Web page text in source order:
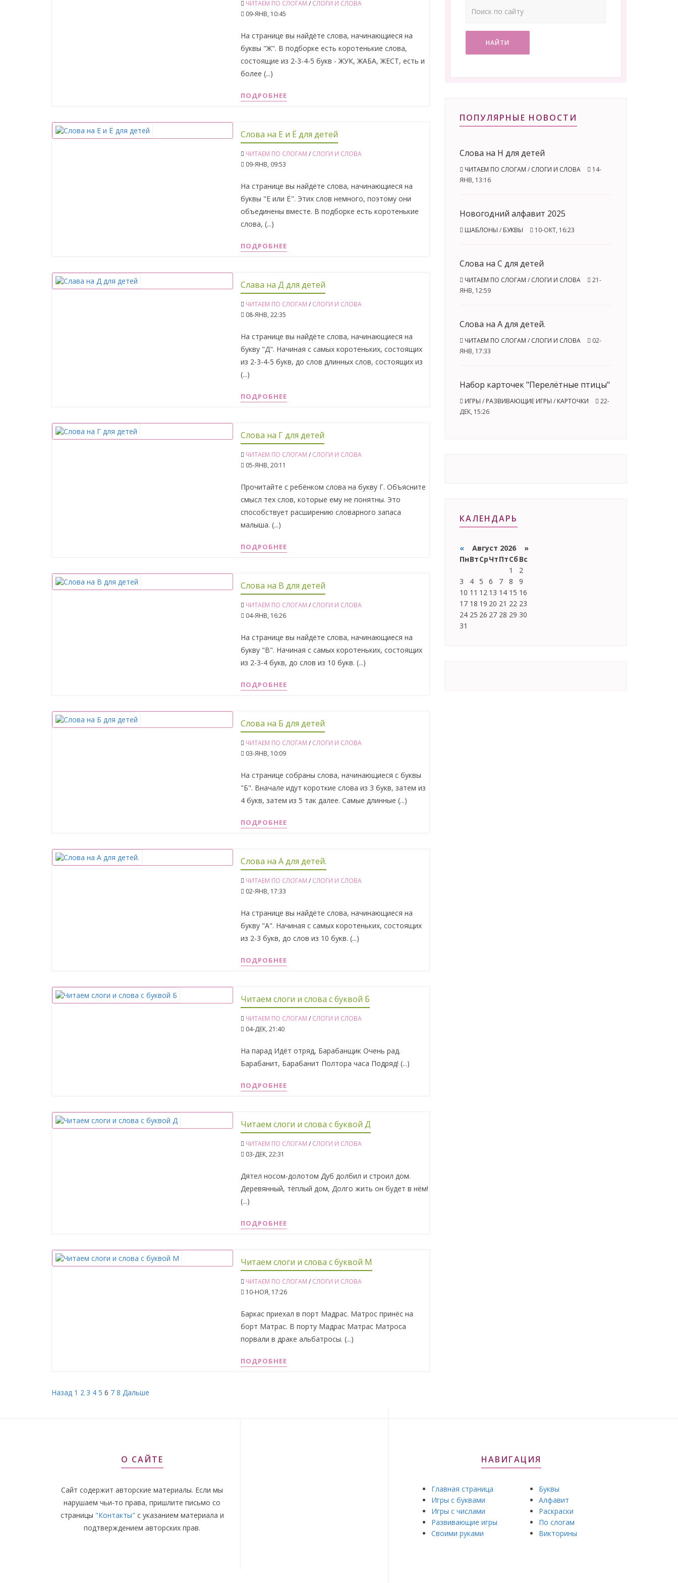
ЧИТАЕМ ПО СЛОГАМ / СЛОГИ И СЛОВА
09-ЯНВ, 10:45
На странице вы найдёте слова, начинающиеся на
буквы "Ж". В подборке есть коротенькие слова,
состоящие из 2-3-4-5 букв - ЖУК, ЖАБА, ЖЕСТ, есть и
более (...)
ПОДРОБНЕЕ
Слова на Е и Ё для детей
ЧИТАЕМ ПО СЛОГАМ / СЛОГИ И СЛОВА
09-ЯНВ, 09:53
На странице вы найдёте слова, начинающиеся на
буквы "Е или Ё". Этих слов немного, поэтому они
объединены вместе. В подборке есть коротенькие
слова, (...)
ПОДРОБНЕЕ
Слава на Д для детей
ЧИТАЕМ ПО СЛОГАМ / СЛОГИ И СЛОВА
08-ЯНВ, 22:35
На странице вы найдёте слова, начинающиеся на
букву "Д". Начиная с самых коротеньких, состоящих
из 2-3-4-5 букв, до слов длинных слов, состоящих из
(...)
ПОДРОБНЕЕ
Слова на Г для детей
ЧИТАЕМ ПО СЛОГАМ / СЛОГИ И СЛОВА
05-ЯНВ, 20:11
Прочитайте с ребёнком слова на букву Г. Объясните
смысл тех слов, которые ему не понятны. Это
способствует расширению словарного запаса
малыша. (...)
ПОДРОБНЕЕ
Слова на В для детей
ЧИТАЕМ ПО СЛОГАМ / СЛОГИ И СЛОВА
04-ЯНВ, 16:26
На странице вы найдёте слова, начинающиеся на
букву "В". Начиная с самых коротеньких, состоящих
из 2-3-4 букв, до слов из 10 букв. (...)
ПОДРОБНЕЕ
Слова на Б для детей
ЧИТАЕМ ПО СЛОГАМ / СЛОГИ И СЛОВА
03-ЯНВ, 10:09
На странице собраны слова, начинающиеся с буквы
"Б". Вначале идут короткие слова из 3 букв, затем из
4 букв, затем из 5 так далее. Самые длинные (...)
ПОДРОБНЕЕ
Слова на А для детей.
ЧИТАЕМ ПО СЛОГАМ / СЛОГИ И СЛОВА
02-ЯНВ, 17:33
На странице вы найдёте слова, начинающиеся на
букву "А". Начиная с самых коротеньких, состоящих
из 2-3 букв, до слов из 10 букв. (...)
ПОДРОБНЕЕ
Читаем слоги и слова с буквой Б
ЧИТАЕМ ПО СЛОГАМ / СЛОГИ И СЛОВА
04-ДЕК, 21:40
На парад Идёт отряд, Барабанщик Очень рад.
Барабанит, Барабанит Полтора часа Подряд! (...)
ПОДРОБНЕЕ
Читаем слоги и слова с буквой Д
ЧИТАЕМ ПО СЛОГАМ / СЛОГИ И СЛОВА
03-ДЕК, 22:31
Дятел носом-долотом Дуб долбил и строил дом.
Деревянный, тёплый дом, Долго жить он будет в нём!
(...)
ПОДРОБНЕЕ
Читаем слоги и слова с буквой М
ЧИТАЕМ ПО СЛОГАМ / СЛОГИ И СЛОВА
10-НОЯ, 17:26
Баркас приехал в порт Мадрас. Матрос принёс на
борт Матрас. В порту Мадрас Матрас Матроса
порвали в драке альбатросы. (...)
ПОДРОБНЕЕ
Назад 1 2 3 4 5 6 7 8 Дальше
НАЙТИ
ПОПУЛЯРНЫЕ НОВОСТИ
Слова на Н для детей
ЧИТАЕМ ПО СЛОГАМ / СЛОГИ И СЛОВА
14-
ЯНВ, 13:16
Новогодний алфавит 2025
ШАБЛОНЫ / БУКВЫ 10-ОКТ, 16:23
Слова на С для детей
ЧИТАЕМ ПО СЛОГАМ / СЛОГИ И СЛОВА
21-
ЯНВ, 12:59
Слова на А для детей.
ЧИТАЕМ ПО СЛОГАМ / СЛОГИ И СЛОВА
02-
ЯНВ, 17:33
Набор карточек "Перелётные птицы"
ИГРЫ / РАЗВИВАЮЩИЕ ИГРЫ / КАРТОЧКИ
22-
ДЕК, 15:26
КАЛЕНДАРЬ
« Август 2026 »
ПнВтСрЧтПтСб Вс
1
2
3
4 5 6 7 8
9
10 11 12 13 14 15 16
17 18 19 20 21 22 23
24 25 26 27 28 29 30
31
О САЙТЕ
Сайт содержит авторские материалы. Если мы
нарушаем чьи-то права, пришлите письмо со
страницы "Контакты" с указанием материала и
подтверждением авторских прав.
НАВИГАЦИЯ
Главная страница
Игры с буквами
Игры с числами
Развивающие игры
Своими руками
Буквы
Алфавит
Раскраски
По слогам
Викторины